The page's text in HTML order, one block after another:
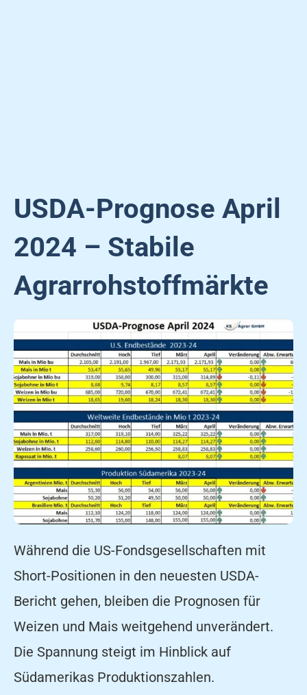
USDA-Prognose April
2024 – Stabile
Agrarrohstoffmärkte
Während die US-Fondsgesellschaften mit
Short-Positionen in den neuesten USDA-
Bericht gehen, bleiben die Prognosen für
Weizen und Mais weitgehend unverändert.
Die Spannung steigt im Hinblick auf
Südamerikas Produktionszahlen.